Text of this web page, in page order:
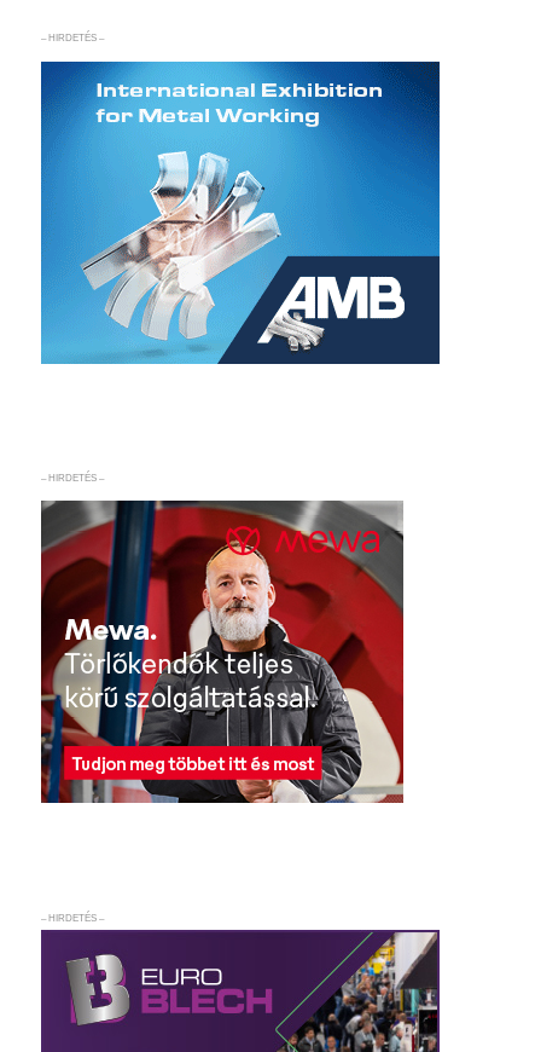
– HIRDETÉS –
– HIRDETÉS –
– HIRDETÉS –